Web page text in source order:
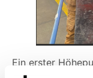
Ein erster